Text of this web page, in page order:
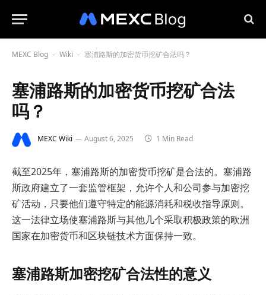
MEXC Blog - Wiki - 塞浦路斯的加密货币挖矿合法吗？
塞浦路斯的加密货币挖矿合法
吗？
MEXC Wiki August 6, 2025 1 Min Read
截至2025年，塞浦路斯的加密货币挖矿是合法的。塞浦路
斯政府建立了一套监管框架，允许个人和公司参与加密挖
矿活动，只要他们遵守特定的能源消耗和税收指导原则。
这一法律立场使塞浦路斯与其他几个采取积极政策的欧洲
国家在加密货币和区块链技术方面保持一致。
塞浦路斯加密挖矿合法性的意义